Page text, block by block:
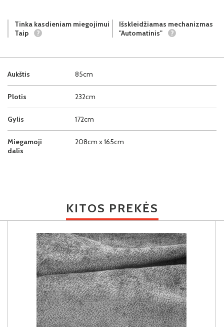
Aukštis 85cm
Plotis 232cm
Gylis 172cm
Miegamoji
dalis
208cm x 165cm
Tinka kasdieniam miegojimui
Taip
?
Išskleidžiamas mechanizmas
"Automatinis"
?
KITOS PREKĖS